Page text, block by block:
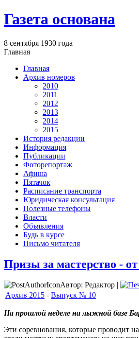
Газета основана
8 сентября 1930 года
Главная
Главная
Архив номеров
2010
2011
2012
2013
2014
2015
История редакции
Информация
Публикации
Фоторепортаж
Афиша
Пятачок
Расписание транспорта
Юридическая консультация
Полезные телефоны
Власти
Объявления
Будь в курсе
Письмо читателя
Призы за мастерство -
Автор: Редактор |
Архив 2015 - Выпуск № 10
На прошлой неделе на лыжной базе
Эти соревнования, которые проводит